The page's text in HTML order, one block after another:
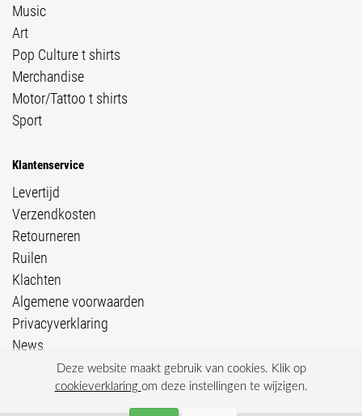
Deze website maakt gebruik van cookies. Klik op
cookieverklaring om deze instellingen te wijzigen.
Music
Art
Pop Culture t shirts
Merchandise
Motor/Tattoo t shirts
Sport
Klantenservice
Levertijd
Verzendkosten
Retourneren
Ruilen
Klachten
Algemene voorwaarden
Privacyverklaring
News